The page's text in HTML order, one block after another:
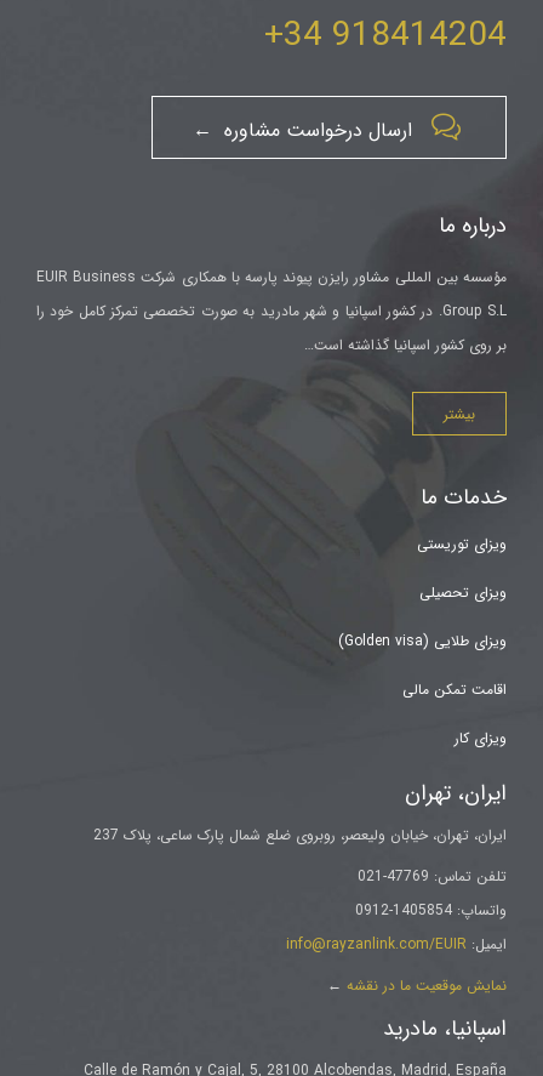
918414204 34+
 ارسال درخواست مشاوره ←
درباره ما
مؤسسه بین المللی مشاور رایزن پیوند پارسه با همکاری شرکت EUIR Business
Group S.L. در کشور اسپانیا و شهر مادرید به صورت تخصصی تمرکز کامل خود را
بر روی کشور اسپانیا گذاشته است…
بیشتر
خدمات ما
ویزای توریستی
ویزای تحصیلی
ویزای طلایی (Golden visa)
اقامت تمکن مالی
ویزای کار
ایران، تهران
ایران، تهران، خیابان ولیعصر، روبروی ضلع شمال پارک ساعی، پلاک 237
تلفن تماس: 47769-021
واتساپ: 1405854-0912
ایمیل: info@rayzanlink.com/EUIR
نمایش موقعیت ما در نقشه ←
اسپانیا، مادرید
Calle de Ramón y Cajal, 5, 28100 Alcobendas, Madrid, España